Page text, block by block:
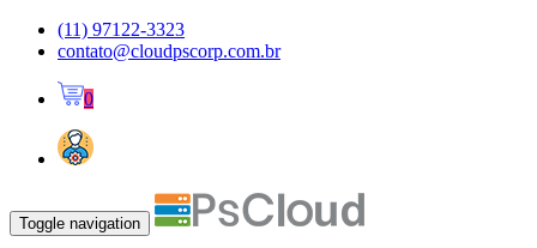
(11) 97122-3323
contato@cloudpscorp.com.br
0
Toggle navigation